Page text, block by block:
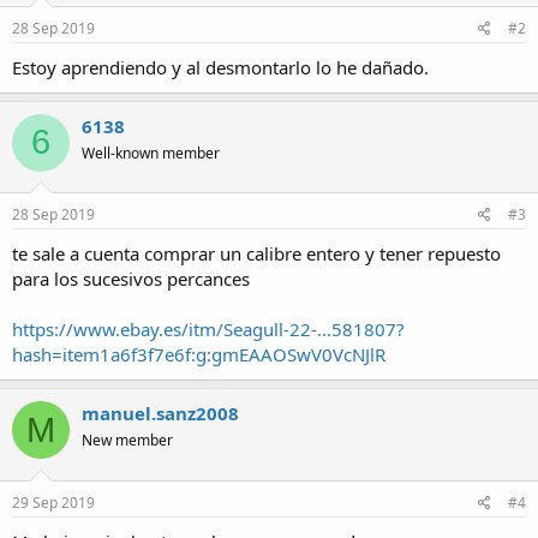
28 Sep 2019 #2
Estoy aprendiendo y al desmontarlo lo he dañado.
6 6138
Well-known member
28 Sep 2019 #3
te sale a cuenta comprar un calibre entero y tener repuesto
para los sucesivos percances
https://www.ebay.es/itm/Seagull-22-...581807?
hash=item1a6f3f7e6f:g:gmEAAOSwV0VcNJlR
M manuel.sanz2008
New member
29 Sep 2019 #4